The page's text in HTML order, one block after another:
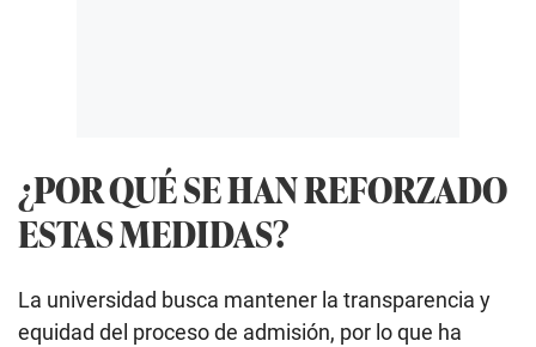
¿POR QUÉ SE HAN REFORZADO
ESTAS MEDIDAS?
La universidad busca mantener la transparencia y
equidad del proceso de admisión, por lo que ha